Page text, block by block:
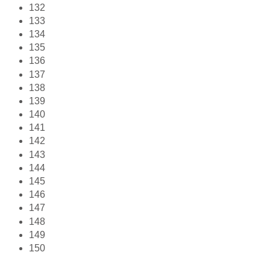
132
133
134
135
136
137
138
139
140
141
142
143
144
145
146
147
148
149
150